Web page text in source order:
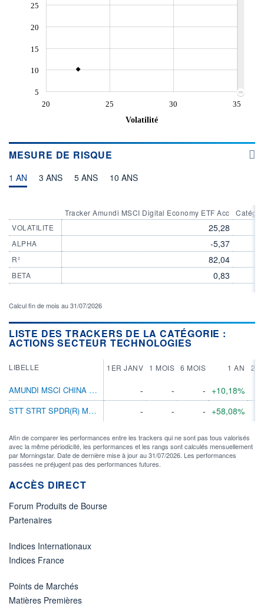
5
10
15
20
25
20 25 30
35
Volatilité
MESURE DE RISQUE
1 AN 3 ANS 5 ANS 10 ANS
VOLATILITE
ALPHA
R²
BETA
Tracker Amundi MSCI Digital Economy ETF Acc
25,28
-5,37
82,04
0,83
Calcul fin de mois au 31/07/2026
LISTE DES TRACKERS DE LA CATÉGORIE :
ACTIONS SECTEUR TECHNOLOGIES
LIBELLE 1ER JANV 1 MOIS 6 MOIS 1 AN 2
AMUNDI MSCI CHINA TECH ETF EUR - - - +10,18%
STT STRT SPDR(R) MSCI EUROPE TECHNOLOGYETF
- - - +58,08%
Afin de comparer les performances entre les trackers qui ne sont pas tous valorisés
avec la même périodicité, les performances et les rangs sont calculés mensuellement
par Morningstar. Date de dernière mise à jour au 31/07/2026. Les performances
passées ne préjugent pas des performances futures.
ACCÈS DIRECT
Forum Produits de Bourse
Partenaires
Indices Internationaux
Indices France
Points de Marchés
Matières Premières